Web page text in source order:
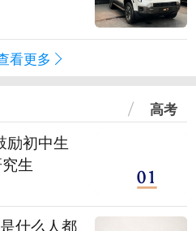
看更多
高考
励初中生
生
什么人都